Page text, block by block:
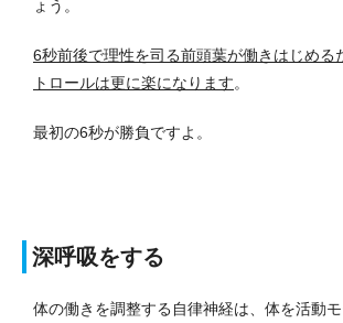
ょう。
6秒前後で理性を司る前頭葉が働きはじめる
トロールは更に楽になります。
最初の6秒が勝負ですよ。
深呼吸をする
体の働きを調整する自律神経は、体を活動